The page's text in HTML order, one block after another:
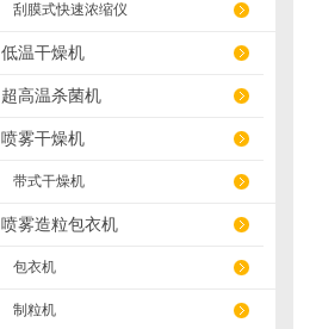
刮膜式快速浓缩仪
低温干燥机
超高温杀菌机
喷雾干燥机
带式干燥机
喷雾造粒包衣机
包衣机
制粒机